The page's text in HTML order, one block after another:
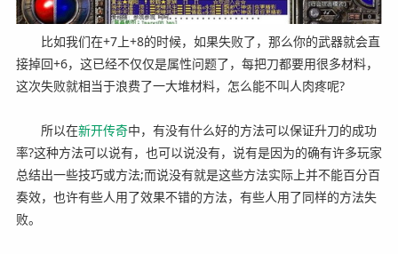
比如我们在+7上+8的时候，如果失败了，那么你的武器就会直
接掉回+6，这已经不仅仅是属性问题了，每把刀都要用很多材料，
这次失败就相当于浪费了一大堆材料，怎么能不叫人肉疼呢?
所以在新开传奇中，有没有什么好的方法可以保证升刀的成功
率?这种方法可以说有，也可以说没有，说有是因为的确有许多玩家
总结出一些技巧或方法;而说没有就是这些方法实际上并不能百分百
奏效，也许有些人用了效果不错的方法，有些人用了同样的方法失
败。